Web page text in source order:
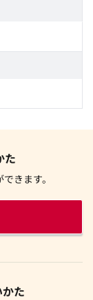
た
きます。
た